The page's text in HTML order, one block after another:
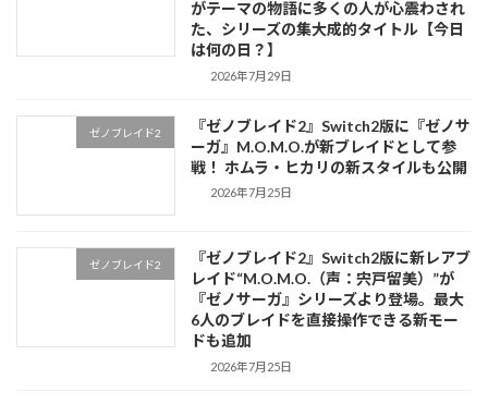
がテーマの物語に多くの人が心震わされ
た、シリーズの集大成的タイトル【今日
は何の日？】
2026年7月29日
ゼノブレイド2
『ゼノブレイド2』Switch2版に『ゼノサ
ーガ』M.O.M.O.が新ブレイドとして参
戦！ ホムラ・ヒカリの新スタイルも公開
2026年7月25日
ゼノブレイド2
『ゼノブレイド2』Switch2版に新レアブ
レイド“M.O.M.O.（声：宍戸留美）”が
『ゼノサーガ』シリーズより登場。最大
6人のブレイドを直接操作できる新モー
ドも追加
2026年7月25日